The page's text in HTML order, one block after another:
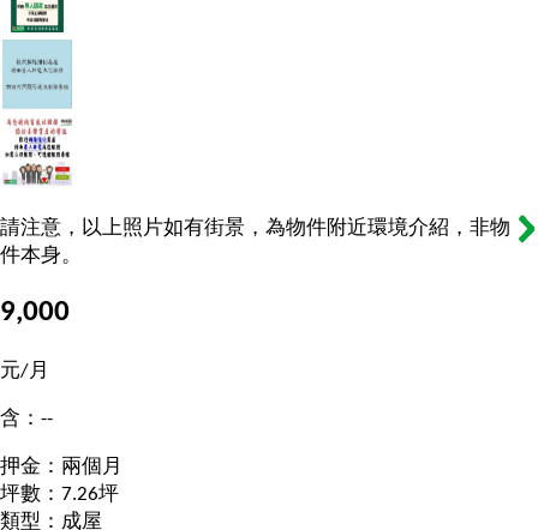
請注意，以上照片如有街景，為物件附近環境介紹，非物
件本身。
9,000
元/月
含：--
押金：兩個月
坪數：7.26坪
類型：成屋